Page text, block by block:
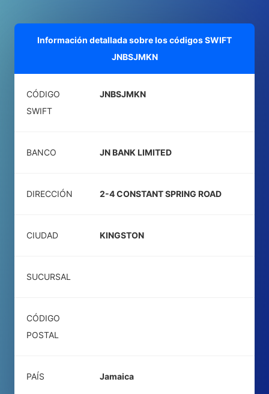
Información detallada sobre los códigos SWIFT
JNBSJMKN
CÓDIGO
SWIFT
JNBSJMKN
BANCO JN BANK LIMITED
DIRECCIÓN 2-4 CONSTANT SPRING ROAD
CIUDAD KINGSTON
SUCURSAL
CÓDIGO
POSTAL
PAÍS Jamaica